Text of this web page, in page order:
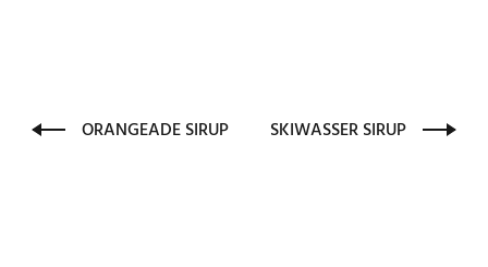
ORANGEADE SIRUP SKIWASSER SIRUP